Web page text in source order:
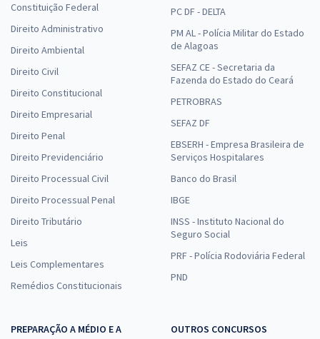
Constituição Federal
Direito Administrativo
Direito Ambiental
Direito Civil
Direito Constitucional
Direito Empresarial
Direito Penal
Direito Previdenciário
Direito Processual Civil
Direito Processual Penal
Direito Tributário
Leis
Leis Complementares
Remédios Constitucionais
PC DF - DELTA
PM AL - Polícia Militar do Estado
de Alagoas
SEFAZ CE - Secretaria da
Fazenda do Estado do Ceará
PETROBRAS
SEFAZ DF
EBSERH - Empresa Brasileira de
Serviços Hospitalares
Banco do Brasil
IBGE
INSS - Instituto Nacional do
Seguro Social
PRF - Polícia Rodoviária Federal
PND
PREPARAÇÃO A MÉDIO E A
OUTROS CONCURSOS